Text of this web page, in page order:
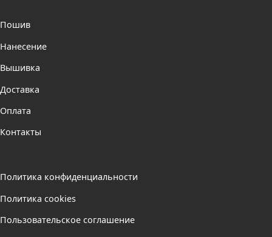
Пошив
Нанесение
Вышивка
Доставка
Оплата
Контакты
Политика конфиденциальности
Политика cookies
Пользовательское соглашение